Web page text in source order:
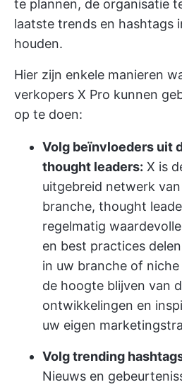
te plannen, de organisatie
laatste trends en hashtags
houden.
Hier zijn enkele manieren
verkopers X Pro kunnen
op te doen:
Volg beïnvloeders uit
thought leaders: X is
uitgebreid netwerk
branche, thought
regelmatig
en best practices
in uw branche of
de hoogte blijven van
ontwikkelingen en
uw eigen
Volg trending
Nieuws en